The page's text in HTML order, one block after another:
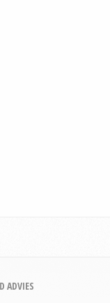
ADVIES